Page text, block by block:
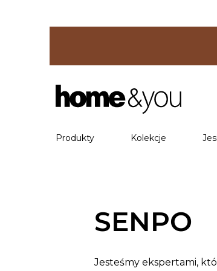
Produkty Kolekcje
SENPO
Jesteśmy ekspertami,